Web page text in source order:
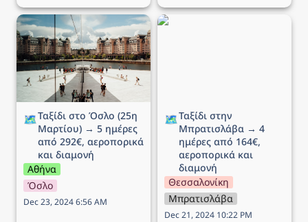
Ταξίδι στο Όσλο (25η
Μαρτίου) → 5 ημέρες
από 292€, αεροπορικά
και διαμονή
🗺️Ταξίδι στο Όσλο (25η
Μαρτίου) → 5 ημέρες
από 292€, αεροπορικά
και διαμονή
Αθήνα
Όσλο
Dec 23, 2024 6:56 AM
Ταξίδι στην Μπρατισλάβα
🗺️Ταξίδι στην
Μπρατισλάβα → 4
ημέρες από 164€,
αεροπορικά και
διαμονή
Θεσσαλονίκη
Μπρατισλάβα
Dec 21, 2024 10:22 PM